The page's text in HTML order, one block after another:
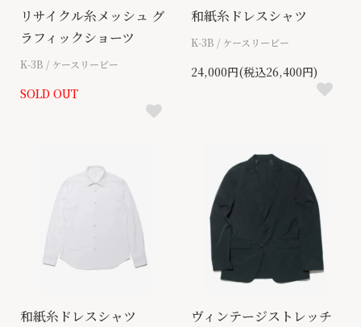
リサイクル糸メッシュ グ
ラフィックショーツ
K-3B / ケースリービー
SOLD OUT
和紙糸ドレスシャツ
K-3B / ケースリービー
24,000円(税込26,400円)
和紙糸ドレスシャツ
ヴィンテージストレッチ